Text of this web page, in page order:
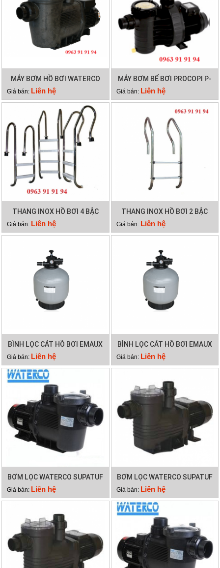
MÁY BƠM HỒ BƠI WATERCO
HYDROSTAR 300
Giá bán: Liên hệ
MÁY BƠM BỂ BƠI PROCOPI P-
AP 0.95HP
Giá bán: Liên hệ
THANG INOX HỒ BƠI 4 BẬC
Giá bán: Liên hệ
THANG INOX HỒ BƠI 2 BẬC
Giá bán: Liên hệ
BÌNH LỌC CÁT HỒ BƠI EMAUX
V800
Giá bán: Liên hệ
BÌNH LỌC CÁT HỒ BƠI EMAUX
V700
Giá bán: Liên hệ
BƠM LỌC WATERCO SUPATUF
250
Giá bán: Liên hệ
BƠM LỌC WATERCO SUPATUF
200
Giá bán: Liên hệ